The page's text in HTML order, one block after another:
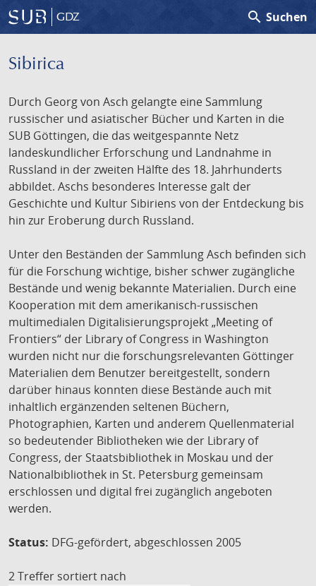
GDZ search Suchen
Sibirica
Durch Georg von Asch gelangte eine Sammlung
russischer und asiatischer Bücher und Karten in die
SUB Göttingen, die das weitgespannte Netz
landeskundlicher Erforschung und Landnahme in
Russland in der zweiten Hälfte des 18. Jahrhunderts
abbildet. Aschs besonderes Interesse galt der
Geschichte und Kultur Sibiriens von der Entdeckung bis
hin zur Eroberung durch Russland.
Unter den Beständen der Sammlung Asch befinden sich
für die Forschung wichtige, bisher schwer zugängliche
Bestände und wenig bekannte Materialien. Durch eine
Kooperation mit dem amerikanisch-russischen
multimedialen Digitalisierungsprojekt „Meeting of
Frontiers“ der Library of Congress in Washington
wurden nicht nur die forschungsrelevanten Göttinger
Materialien dem Benutzer bereitgestellt, sondern
darüber hinaus konnten diese Bestände auch mit
inhaltlich ergänzenden seltenen Büchern,
Photographien, Karten und anderem Quellenmaterial
so bedeutender Bibliotheken wie der Library of
Congress, der Staatsbibliothek in Moskau und der
Nationalbibliothek in St. Petersburg gemeinsam
erschlossen und digital frei zugänglich angeboten
werden.
Status: DFG-gefördert, abgeschlossen 2005
2 Treffer sortiert nach